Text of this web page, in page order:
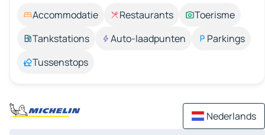
Accommodatie Restaurants
Toerisme
Tankstations
Auto-laadpunten
Parkings
Tussenstops
Nederlands